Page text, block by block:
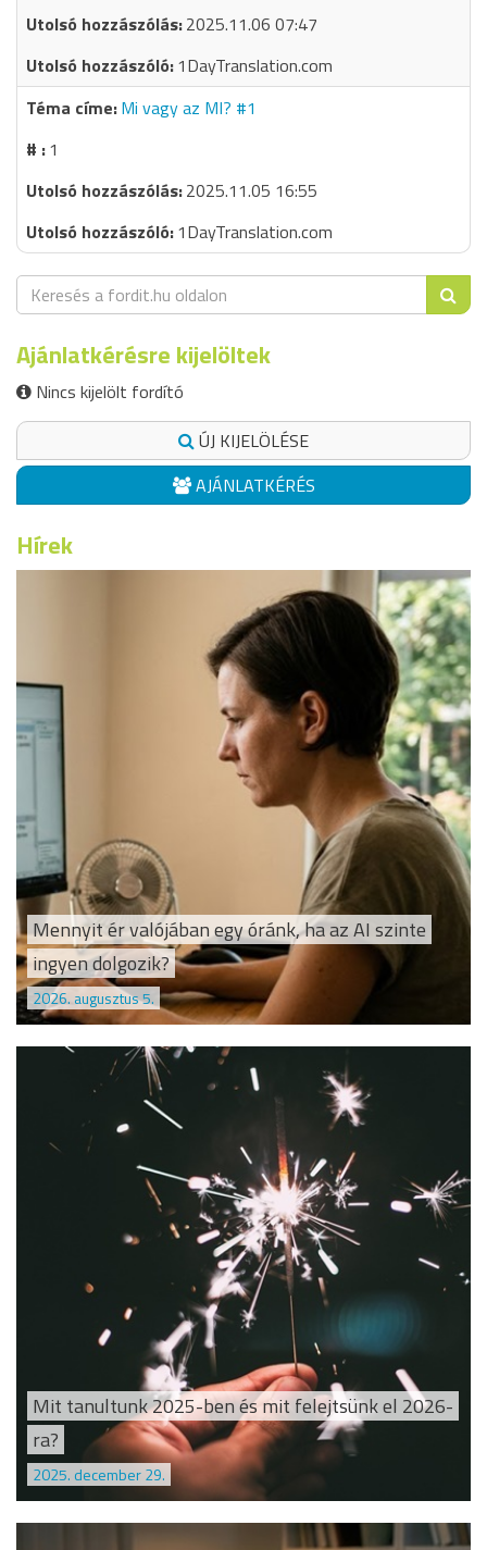
2025.11.06 07:47
1DayTranslation.com
Mi vagy az MI? #1
1
2025.11.05 16:55
1DayTranslation.com
Ajánlatkérésre kijelöltek
Nincs kijelölt fordító
ÚJ KIJELÖLÉSE
AJÁNLATKÉRÉS
Hírek
Mennyit ér valójában egy óránk, ha az AI szinte
ingyen dolgozik?
2026. augusztus 5.
Mit tanultunk 2025-ben és mit felejtsünk el 2026-
ra?
2025. december 29.